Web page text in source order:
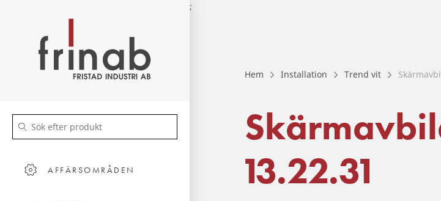
;
AFFÄRSOMRÅDEN
Hem Installation Trend vit
13.22.31